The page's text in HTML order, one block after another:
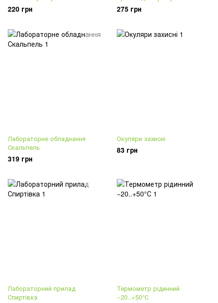
220 грн 275 грн
Лабораторне обладнання
Скальпель
319 грн
Окуляри захисні
83 грн
Лабораторний прилад
Спиртівка
Термометр рідинний
−20..+50°С